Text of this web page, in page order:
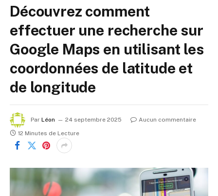
Découvrez comment
effectuer une recherche sur
Google Maps en utilisant les
coordonnées de latitude et
de longitude
Par Léon 24 septembre 2025
Aucun commentaire
12 Minutes de Lecture